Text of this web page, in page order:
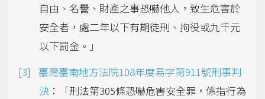
自由、名譽、財產之事恐嚇他人，致生危害於
安全者，處二年以下有期徒刑、拘役或九千元
以下罰金。」
臺灣臺南地方法院108年度易字第911號刑事判
決 ：「刑法第305條恐嚇危害安全罪，係指行為